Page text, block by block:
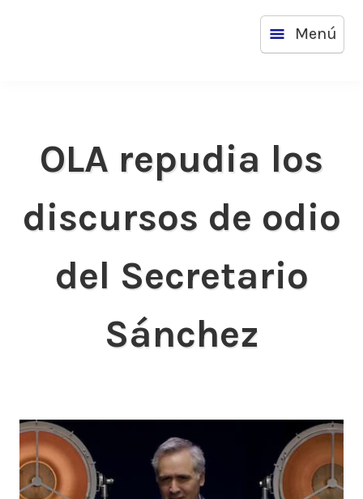
Menú
OLA repudia los
discursos de odio
del Secretario
Sánchez